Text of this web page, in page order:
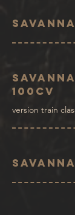
100cv
version train